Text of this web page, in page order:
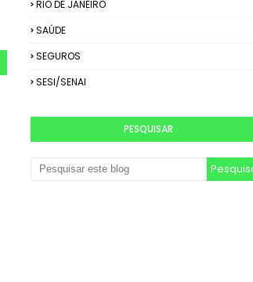
RIO DE JANEIRO
SAÚDE
SEGUROS
SESI/SENAI
PESQUISAR